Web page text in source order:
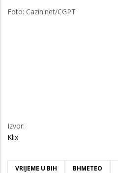
Foto: Cazin.net/CGPT
Izvor:
Klix
VRIJEME U BIH BHMETEO